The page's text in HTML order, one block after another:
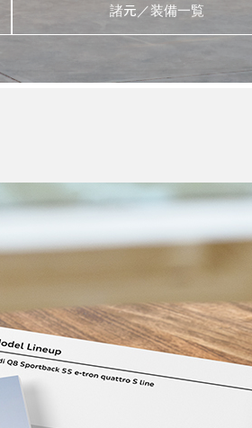
諸元／装備一覧